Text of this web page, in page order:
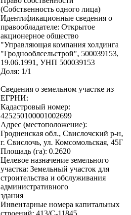
(Собственность одного лица)
Идентификационные сведения о
правообладателе: Открытое
акционерное общество
"Управляющая компания холдинга
"Гроднооблсельстрой", 500039153,
19.06.1991, УНП 500039153
Доля: 1/1
Сведения о земельном участке из
ЕГРНИ:
Кадастровый номер:
425250100001002699
Адрес (местоположение):
Гродненская обл., Свислочский р-н,
г. Свислочь, ул. Комсомольская, 45Г
Площадь (га): 0.2620
Целевое назначение земельного
участка: Земельный участок для
строительства и обслуживания
административного
здания
Инвентарные номера капитальных
строений: 413/C-11845